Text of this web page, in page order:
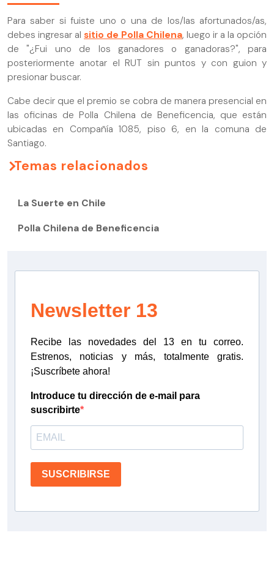
Para saber si fuiste uno o una de los/las afortunados/as,
debes ingresar al sitio de Polla Chilena, luego ir a la opción
de "¿Fui uno de los ganadores o ganadoras?", para
posteriormente anotar el RUT sin puntos y con guion y
presionar buscar.
Cabe decir que el premio se cobra de manera presencial en
las oficinas de Polla Chilena de Beneficencia, que están
ubicadas en Compañía 1085, piso 6, en la comuna de
Santiago.
Temas relacionados
La Suerte en Chile
Polla Chilena de Beneficencia
Newsletter 13
Recibe las novedades del 13 en tu correo.
Estrenos, noticias y más, totalmente gratis.
¡Suscríbete ahora!
Introduce tu dirección de e-mail para
suscribirte
SUSCRIBIRSE